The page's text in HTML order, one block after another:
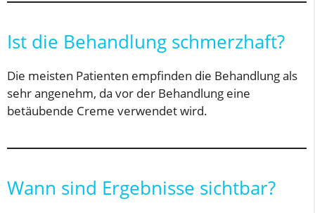
Ist die Behandlung schmerzhaft?
Die meisten Patienten empfinden die Behandlung als
sehr angenehm, da vor der Behandlung eine
betäubende Creme verwendet wird.
Wann sind Ergebnisse sichtbar?